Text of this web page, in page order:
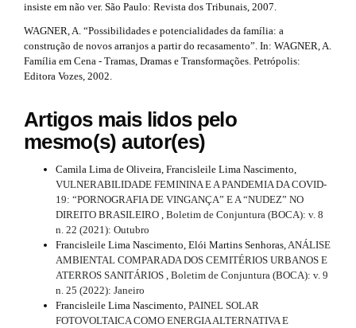
insiste em não ver. São Paulo: Revista dos Tribunais, 2007.
WAGNER, A. “Possibilidades e potencialidades da família: a
construção de novos arranjos a partir do recasamento”. In: WAGNER, A.
Família em Cena - Tramas, Dramas e Transformações. Petrópolis:
Editora Vozes, 2002.
Artigos mais lidos pelo
mesmo(s) autor(es)
Camila Lima de Oliveira, Francisleile Lima Nascimento,
VULNERABILIDADE FEMININA E A PANDEMIA DA COVID-
19: “PORNOGRAFIA DE VINGANÇA” E A “NUDEZ” NO
DIREITO BRASILEIRO Boletim de Conjuntura (BOCA): v. 8
n. 22 (2021): Outubro
Francisleile Lima Nascimento, Elói Martins Senhoras, ANÁLISE
AMBIENTAL COMPARADA DOS CEMITÉRIOS URBANOS E
ATERROS SANITÁRIOS Boletim de Conjuntura (BOCA): v. 9
n. 25 (2022): Janeiro
Francisleile Lima Nascimento, PAINEL SOLAR
FOTOVOLTAICA COMO ENERGIA ALTERNATIVA E